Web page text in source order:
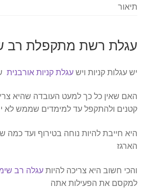
תיאור
עגלת רשת מתקפלת רב
יש עגלות קניות וישעגלת קניות אורבנית
האם שאין כל כך למעט העובדה שהיא
קטנים ולהתקפל עד למימדים שממש לא
היא חייבת להיות נוחה בטירוף ועד כמה
הארגז
והכי חשוב היא צריכה להיותעגלה רב
למקסם את הפעילות אתה